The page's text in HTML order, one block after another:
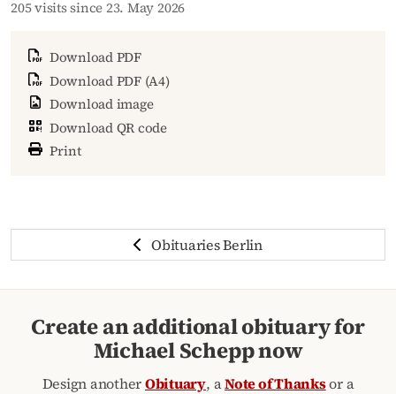
205 visits since 23. May 2026
Download PDF
Download PDF (A4)
Download image
Download QR code
Print
Obituaries Berlin
Create an additional obituary for
Michael Schepp now
Design anotherObituary, aNote of Thanksor a